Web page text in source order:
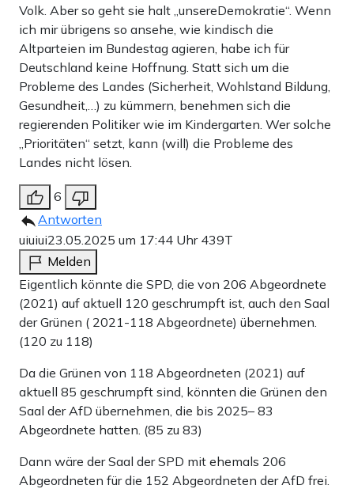
Volk. Aber so geht sie halt „unsereDemokratie“. Wenn
ich mir übrigens so ansehe, wie kindisch die
Altparteien im Bundestag agieren, habe ich für
Deutschland keine Hoffnung. Statt sich um die
Probleme des Landes (Sicherheit, Wohlstand Bildung,
Gesundheit,…) zu kümmern, benehmen sich die
regierenden Politiker wie im Kindergarten. Wer solche
„Prioritäten“ setzt, kann (will) die Probleme des
Landes nicht lösen.
6
Antworten
uiuiui23.05.2025 um 17:44 Uhr 439T
Melden
Eigentlich könnte die SPD, die von 206 Abgeordnete
(2021) auf aktuell 120 geschrumpft ist, auch den Saal
der Grünen ( 2021-118 Abgeordnete) übernehmen.
(120 zu 118)
Da die Grünen von 118 Abgeordneten (2021) auf
aktuell 85 geschrumpft sind, könnten die Grünen den
Saal der AfD übernehmen, die bis 2025– 83
Abgeordnete hatten. (85 zu 83)
Dann wäre der Saal der SPD mit ehemals 206
Abgeordneten für die 152 Abgeordneten der AfD frei.